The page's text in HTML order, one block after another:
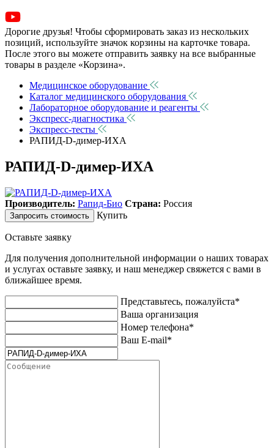
Дорогие друзья! Чтобы сформировать заказ из нескольких
позиций, используйте значок корзины на карточке товара.
После этого вы можете отправить заявку на все выбранные
товары в разделе «Корзина».
Медицинское оборудование
Каталог медицинского оборудования
Лабораторное оборудование и реагенты
Экспресс-диагностика
Экспресс-тесты
РАПИД-D-димер-ИХА
РАПИД-D-димер-ИХА
Производитель: Рапид-Био Страна: Россия
Запросить стоимость Купить
Оставьте заявку
Для получения дополнительной информации о наших товарах
и услугах оставьте заявку, и наш менеджер свяжется с вами в
ближайшее время.
Представьтесь, пожалуйста*
Ваша организация
Номер телефона*
Ваш E-mail*